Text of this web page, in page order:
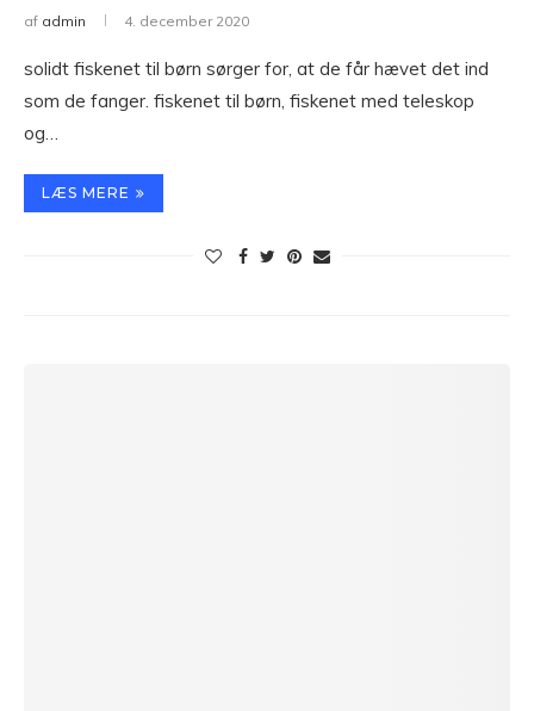
af admin 4. december 2020
solidt fiskenet til børn sørger for, at de får hævet det ind
som de fanger. fiskenet til børn, fiskenet med teleskop
og…
LÆS MERE